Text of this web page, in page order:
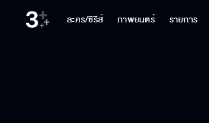
ละคร/ซีรีส์ ภาพยนตร์ รายการ